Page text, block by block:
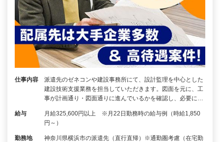
仕事内容
派遣先のゼネコンや建設事務所にて、設計監理を中心とした
建設技術支援業務を担当していただきます。図面を元に、工
事が計画通り・図面通りに進んでいるかを確認し、必要に…
給与
月給325,600円以上 ※月22日勤務時の給与例（時給1,850
円～）
勤務地
神奈川県横浜市の派遣先（直行直帰）※通勤圏考慮（在宅勤